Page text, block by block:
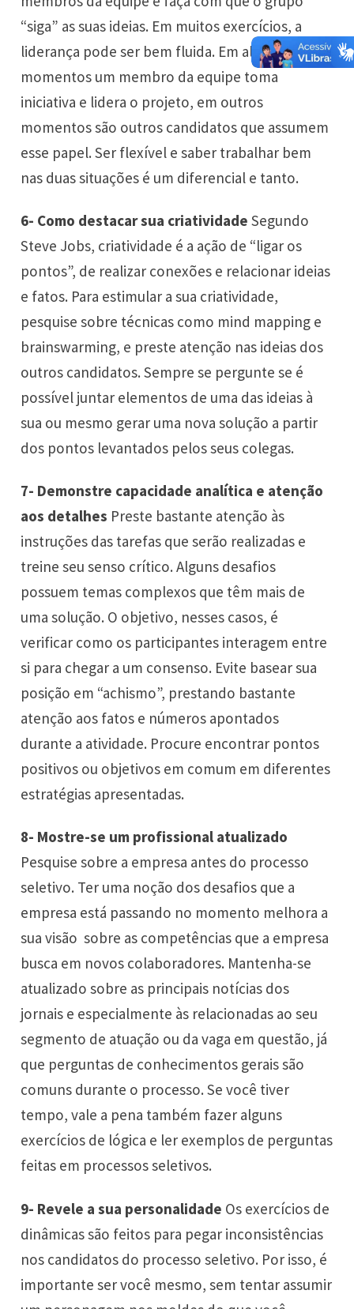
“siga” as suas ideias. Em muitos exercícios, a
liderança pode ser bem fluida. Em alguns
momentos um membro da equipe toma
iniciativa e lidera o projeto, em outros
momentos são outros candidatos que assumem
esse papel. Ser flexível e saber trabalhar bem
nas duas situações é um diferencial e tanto.
6- Como destacar sua criatividade Segundo
Steve Jobs, criatividade é a ação de “ligar os
pontos”, de realizar conexões e relacionar ideias
e fatos. Para estimular a sua criatividade,
pesquise sobre técnicas como mind mapping e
brainswarming, e preste atenção nas ideias dos
outros candidatos. Sempre se pergunte se é
possível juntar elementos de uma das ideias à
sua ou mesmo gerar uma nova solução a partir
dos pontos levantados pelos seus colegas.
7- Demonstre capacidade analítica e atenção
aos detalhes Preste bastante atenção às
instruções das tarefas que serão realizadas e
treine seu senso crítico. Alguns desafios
possuem temas complexos que têm mais de
uma solução. O objetivo, nesses casos, é
verificar como os participantes interagem entre
si para chegar a um consenso. Evite basear sua
posição em “achismo”, prestando bastante
atenção aos fatos e números apontados
durante a atividade. Procure encontrar pontos
positivos ou objetivos em comum em diferentes
estratégias apresentadas.
8- Mostre-se um profissional atualizado
Pesquise sobre a empresa antes do processo
seletivo. Ter uma noção dos desafios que a
empresa está passando no momento melhora a
sua visão sobre as competências que a empresa
busca em novos colaboradores. Mantenha-se
atualizado sobre as principais notícias dos
jornais e especialmente às relacionadas ao seu
segmento de atuação ou da vaga em questão, já
que perguntas de conhecimentos gerais são
comuns durante o processo. Se você tiver
tempo, vale a pena também fazer alguns
exercícios de lógica e ler exemplos de perguntas
feitas em processos seletivos.
9- Revele a sua personalidade Os exercícios de
dinâmicas são feitos para pegar inconsistências
nos candidatos do processo seletivo. Por isso, é
importante ser você mesmo, sem tentar assumir